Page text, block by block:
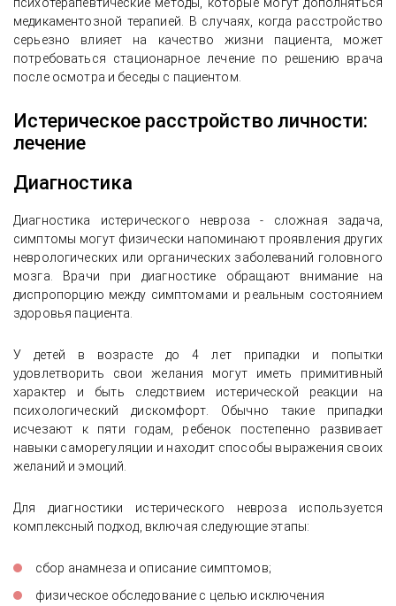
медикаментозной терапией. В случаях, когда расстройство
серьезно влияет на качество жизни пациента, может
потребоваться стационарное лечение по решению врача
после осмотра и беседы с пациентом.
Истерическое расстройство личности:
лечение
Диагностика
Диагностика истерического невроза - сложная задача,
симптомы могут физически напоминают проявления других
неврологических или органических заболеваний головного
мозга. Врачи при диагностике обращают внимание на
диспропорцию между симптомами и реальным состоянием
здоровья пациента.
У детей в возрасте до 4 лет припадки и попытки
удовлетворить свои желания могут иметь примитивный
характер и быть следствием истерической реакции на
психологический дискомфорт. Обычно такие припадки
исчезают к пяти годам, ребенок постепенно развивает
навыки саморегуляции и находит способы выражения своих
желаний и эмоций.
Для диагностики истерического невроза используется
комплексный подход, включая следующие этапы:
сбор анамнеза и описание симптомов;
физическое обследование с целью исключения